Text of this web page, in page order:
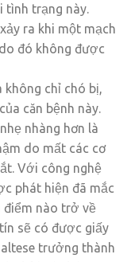
tình trạng này.
ra khi một mạch
đó không được
không chỉ chó bị,
căn bệnh này.
nhàng hơn là
do mất các cơ
Với công nghệ
phát hiện đã mắc
điểm nào trở về
sẽ có được giấy
trưởng thành